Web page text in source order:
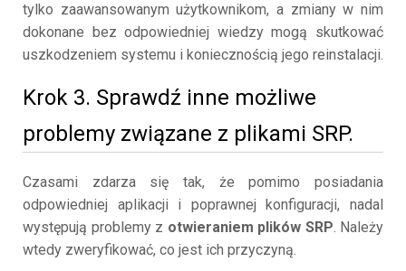
tylko zaawansowanym użytkownikom, a zmiany w nim
dokonane bez odpowiedniej wiedzy mogą skutkować
uszkodzeniem systemu i koniecznością jego reinstalacji.
Krok 3. Sprawdź inne możliwe
problemy związane z plikami SRP.
Czasami zdarza się tak, że pomimo posiadania
odpowiedniej aplikacji i poprawnej konfiguracji, nadal
występują problemy z otwieraniem plików SRP. Należy
wtedy zweryfikować, co jest ich przyczyną.